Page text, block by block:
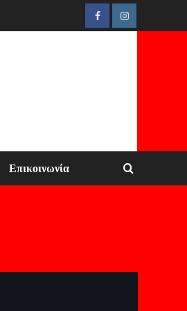
FacebookInstagram
Επικοινωνία